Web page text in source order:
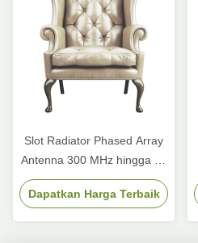
Slot Radiator Phased Array
Antenna 300 MHz hingga 25
GHz
Dapatkan Harga Terbaik